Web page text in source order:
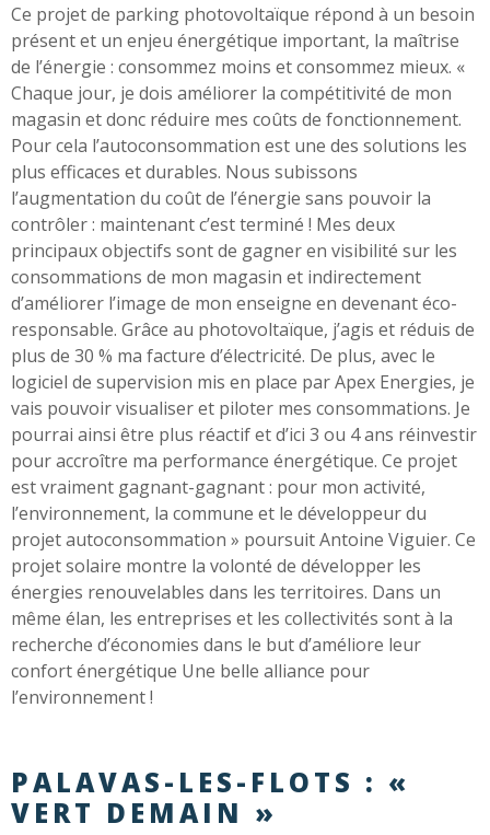
Ce projet de parking photovoltaïque répond à un besoin
présent et un enjeu énergétique important, la maîtrise
de l’énergie : consommez moins et consommez mieux. «
Chaque jour, je dois améliorer la compétitivité de mon
magasin et donc réduire mes coûts de fonctionnement.
Pour cela l’autoconsommation est une des solutions les
plus efficaces et durables. Nous subissons
l’augmentation du coût de l’énergie sans pouvoir la
contrôler : maintenant c’est terminé ! Mes deux
principaux objectifs sont de gagner en visibilité sur les
consommations de mon magasin et indirectement
d’améliorer l’image de mon enseigne en devenant éco-
responsable. Grâce au photovoltaïque, j’agis et réduis de
plus de 30 % ma facture d’électricité. De plus, avec le
logiciel de supervision mis en place par Apex Energies, je
vais pouvoir visualiser et piloter mes consommations. Je
pourrai ainsi être plus réactif et d’ici 3 ou 4 ans réinvestir
pour accroître ma performance énergétique. Ce projet
est vraiment gagnant-gagnant : pour mon activité,
l’environnement, la commune et le développeur du
projet autoconsommation » poursuit Antoine Viguier. Ce
projet solaire montre la volonté de développer les
énergies renouvelables dans les territoires. Dans un
même élan, les entreprises et les collectivités sont à la
recherche d’économies dans le but d’améliore leur
confort énergétique Une belle alliance pour
l’environnement !
PALAVAS-LES-FLOTS : «
VERT DEMAIN »